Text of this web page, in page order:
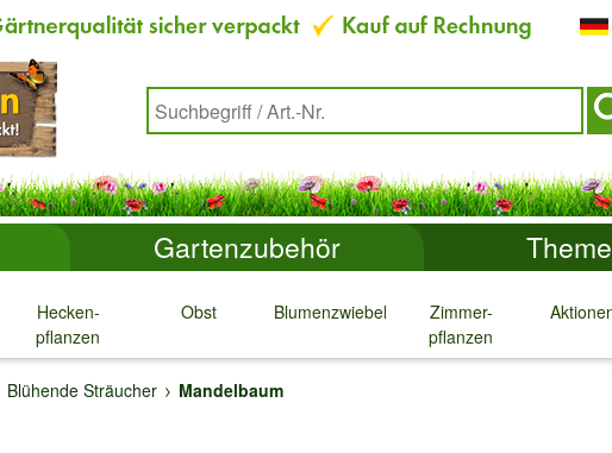
Gartenzubehör
Hecken-
pflanzen
↓
Obst
↓
Blumenzwiebeln
↓
Zimmer-
pflanzen
↓
↓
Blühende Sträucher Mandelbaum